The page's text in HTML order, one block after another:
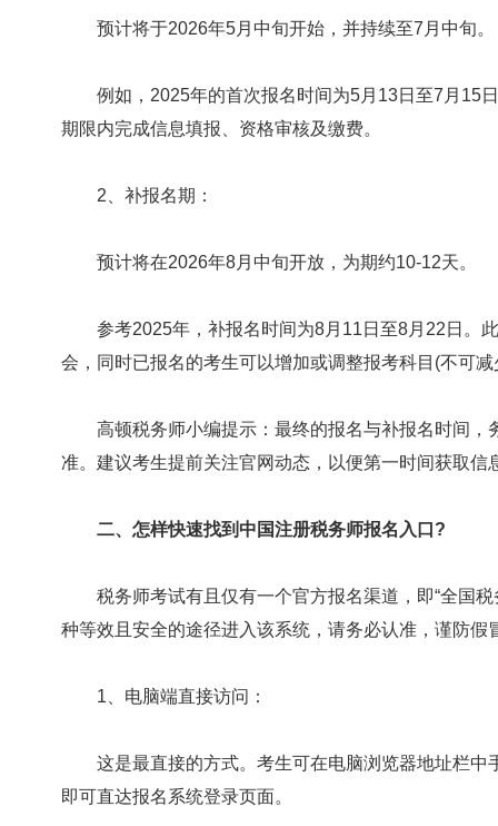
预计将于2026年5月中旬开始，并持续至7月中旬。
例如，2025年的首次报名时间为5月13日至7月15
期限内完成信息填报、资格审核及缴费。
2、补报名期：
预计将在2026年8月中旬开放，为期约10-12天。
参考2025年，补报名时间为8月11日至8月22日。此
会，同时已报名的考生可以增加或调整报考科目(不可
高顿税务师小编提示：最终的报名与补报名时间，
准。建议考生提前关注官网动态，以便第一时间获取信
二、怎样快速找到中国注册税务师报名入口?
税务师考试有且仅有一个官方报名渠道，即“全国税
种等效且安全的途径进入该系统，请务必认准，谨防假
1、电脑端直接访问：
这是最直接的方式。考生可在电脑浏览器地址栏中
即可直达报名系统登录页面。